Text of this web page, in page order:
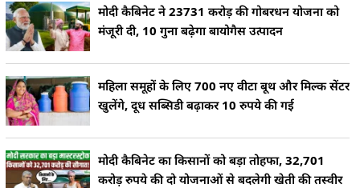
मोदी कैबिनेट ने 23731 करोड़ की गोबरधन योजना को
मंजूरी दी, 10 गुना बढ़ेगा बायोगैस उत्पादन
महिला समूहों के लिए 700 नए वीटा बूथ और मिल्क सेंटर
खुलेंगे, दूध सब्सिडी बढ़ाकर 10 रुपये की गई
मोदी कैबिनेट का किसानों को बड़ा तोहफा, 32,701
करोड़ रुपये की दो योजनाओं से बदलेगी खेती की तस्वीर